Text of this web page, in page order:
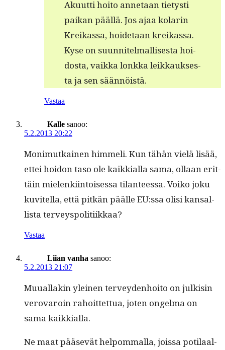
Aku­ut­ti hoito annetaan tietysti
paikan pääl­lä. Jos ajaa kolar­in
Kreikas­sa, hoide­taan kreikas­sa.
Kyse on suun­nitel­mallis­es­ta hoi­
dos­ta, vaik­ka lonk­ka leikkauk­ses­
ta ja sen säännöistä.
Vastaa
Kalle sanoo:
5.2.2013 20:22
Mon­imutkainen him­meli. Kun tähän vielä lisää,
ettei hoidon taso ole kaikkial­la sama, ollaan erit­
täin mie­lenki­in­toises­sa tilanteessa. Voiko joku
kuvitel­la, että pitkän päälle EU:ssa olisi kansal­
lista terveyspolitiikkaa?
Vastaa
Liian vanha sanoo:
5.2.2013 21:07
Muual­lakin yleinen ter­vey­den­hoito on julk­isin
verovaroin rahoit­tet­tua, joten ongel­ma on
sama kaikkialla.
Ne maat pää­sevät helpom­mal­la, jois­sa poti­laal­